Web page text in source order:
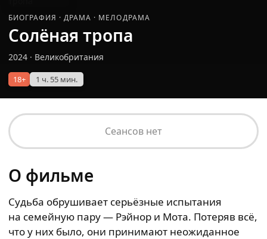
БИОГРАФИЯ · ДРАМА · МЕЛОДРАМА
Солёная тропа
2024 · Великобритания
18+ 1 ч. 55 мин.
Сеансов нет
О фильме
Судьба обрушивает серьёзные испытания
на семейную пару — Рэйнор и Мота. Потеряв всё,
что у них было, они принимают неожиданное